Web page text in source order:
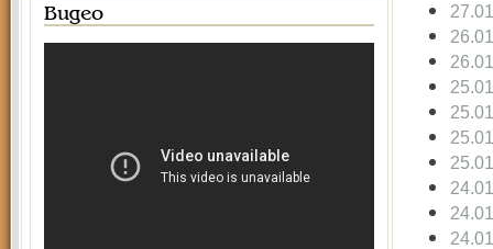
Видео